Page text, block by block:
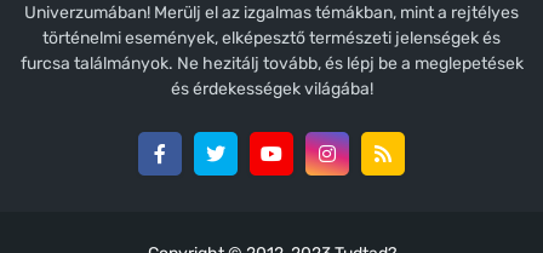
Univerzumában! Merülj el az izgalmas témákban, mint a rejtélyes
történelmi események, elképesztő természeti jelenségek és
furcsa találmányok. Ne hezitálj tovább, és lépj be a meglepetések
és érdekességek világába!